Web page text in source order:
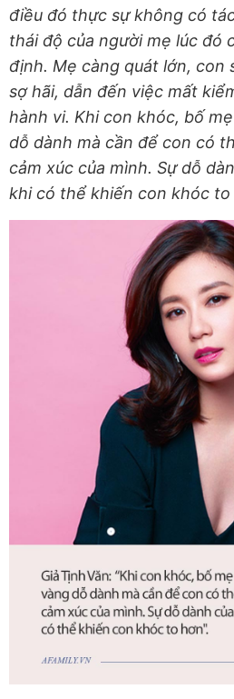
điều đó thực sự không có
thái độ của người mẹ lúc đó
định. Mẹ càng quát lớn, con
sợ hãi, dẫn đến việc mất
hành vi. Khi con khóc, bố
dỗ dành mà cần để con có
cảm xúc của mình. Sự dỗ
khi có thể khiến con khóc to